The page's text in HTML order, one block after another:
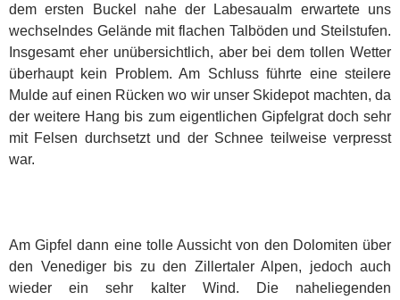
dem ersten Buckel nahe der Labesaualm erwartete uns
wechselndes Gelände mit flachen Talböden und Steilstufen.
Insgesamt eher unübersichtlich, aber bei dem tollen Wetter
überhaupt kein Problem. Am Schluss führte eine steilere
Mulde auf einen Rücken wo wir unser Skidepot machten, da
der weitere Hang bis zum eigentlichen Gipfelgrat doch sehr
mit Felsen durchsetzt und der Schnee teilweise verpresst
war.
Am Gipfel dann eine tolle Aussicht von den Dolomiten über
den Venediger bis zu den Zillertaler Alpen, jedoch auch
wieder ein sehr kalter Wind. Die naheliegenden